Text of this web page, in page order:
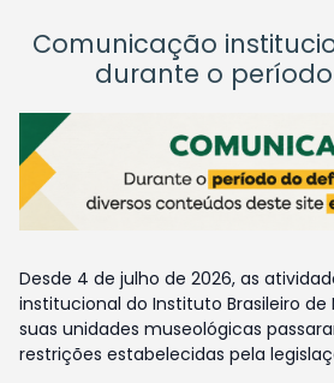
Comunicação
durante o
Desde 4 de julho de 2026, as
institucional do Instituto Brasileiro de
suas unidades museológicas
restrições estabelecidas pela